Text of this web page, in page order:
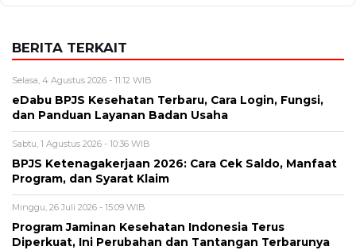
BERITA TERKAIT
Selasa, 4 Agustus 2026 - 11:12 WIB
eDabu BPJS Kesehatan Terbaru, Cara Login, Fungsi,
dan Panduan Layanan Badan Usaha
Sabtu, 1 Agustus 2026 - 10:36 WIB
BPJS Ketenagakerjaan 2026: Cara Cek Saldo, Manfaat
Program, dan Syarat Klaim
Minggu, 26 Juli 2026 - 15:09 WIB
Program Jaminan Kesehatan Indonesia Terus
Diperkuat, Ini Perubahan dan Tantangan Terbarunya